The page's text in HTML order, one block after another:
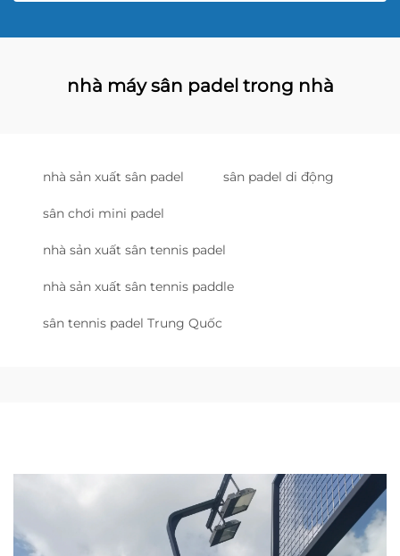
nhà máy sân padel trong nhà
nhà sản xuất sân padel sân padel di động
sân chơi mini padel
nhà sản xuất sân tennis padel
nhà sản xuất sân tennis paddle
sân tennis padel Trung Quốc